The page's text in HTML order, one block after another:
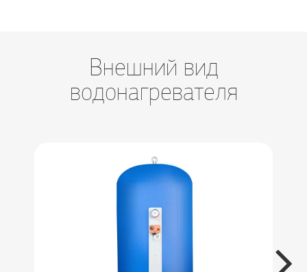
Внешний вид
водонагревателя